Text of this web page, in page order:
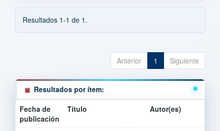
Resultados 1-1 de 1.
Anterior 1 Siguiente
Resultados por ítem:
Fecha de
publicación
Título Autor(es)